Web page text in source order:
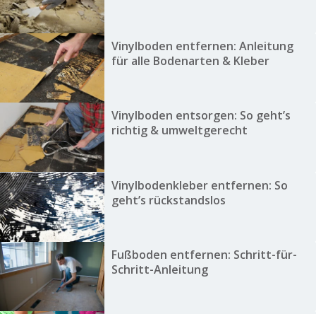
Vinylboden entfernen: Anleitung
für alle Bodenarten & Kleber
Vinylboden entsorgen: So geht’s
richtig & umweltgerecht
Vinylbodenkleber entfernen: So
geht’s rückstandslos
Fußboden entfernen: Schritt-für-
Schritt-Anleitung